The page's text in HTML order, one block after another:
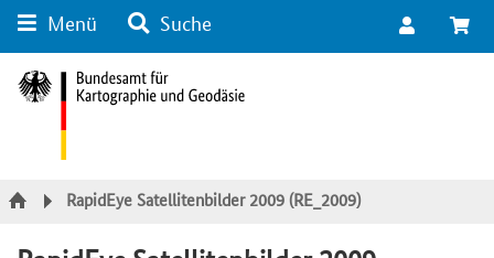
Kategorie Navigation
Menü Suche
RapidEye Satellitenbilder 2009 (RE_2009)